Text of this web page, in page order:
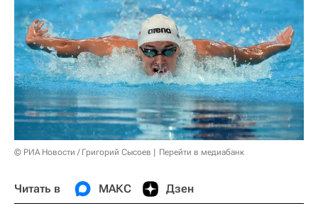
© РИА Новости / Григорий Сысоев Перейти в медиабанк
Читать в МАКС Дзен